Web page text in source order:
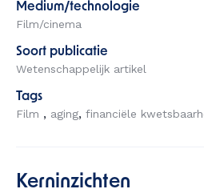
Medium/technologie
Film/cinema
Soort publicatie
Wetenschappelijk artikel
Tags
Film
aging financiële
Kerninzichten